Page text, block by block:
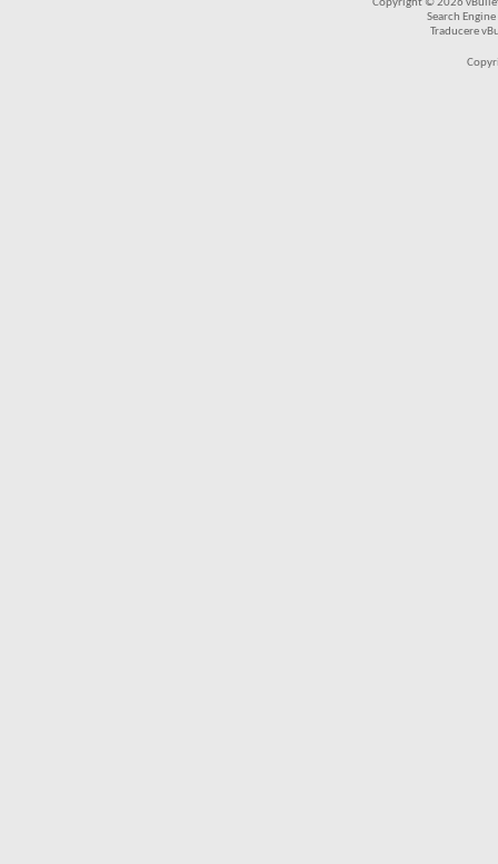
Copyright © 2026
Search
Traducere